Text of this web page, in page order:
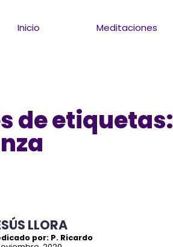
Inicio Meditaciones
de etiquetas:
LLORA
por: P. Ricardo